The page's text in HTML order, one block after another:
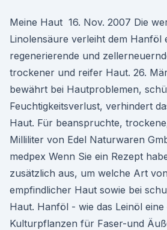
Meine Haut 16. Nov. 2007 Die
Linolensäure verleiht dem Hanföl
regenerierende und
trockener und reifer Haut. 26.
bewährt bei Hautproblemen,
Feuchtigkeitsverlust, verhindert
Haut. Für beanspruchte,
Milliliter von Edel Naturwaren
medpex Wenn Sie ein Rezept
zusätzlich aus, um welche Art
empfindlicher Haut sowie bei
Haut. Hanföl - wie das Leinöl eine
Kulturpflanzen für Faser-und